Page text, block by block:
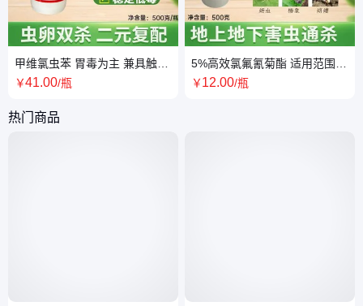
甲维氯虫苯 胃毒为主 兼具触杀
使用方便 厂家直供
￥41.00/瓶
5%高效氯氟氰菊酯 适用范围广
免费提供技术指导 厂家直供
￥12.00/瓶
热门商品